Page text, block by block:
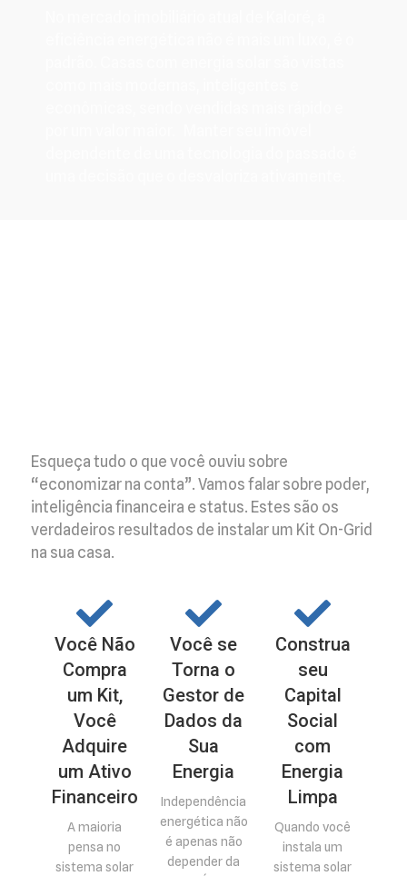
Esqueça tudo o que você ouviu sobre
“economizar na conta”. Vamos falar sobre poder,
inteligência financeira e status. Estes são os
verdadeiros resultados de instalar um Kit On-Grid
na sua casa.
Você Não
Compra
um Kit,
Você
Adquire
um Ativo
Financeiro
A maioria
pensa no
sistema solar
Você se
Torna o
Gestor de
Dados da
Sua
Energia
Independência
energética não
é apenas não
depender da
Construa
seu
Capital
Social
com
Energia
Limpa
Quando você
instala um
sistema solar